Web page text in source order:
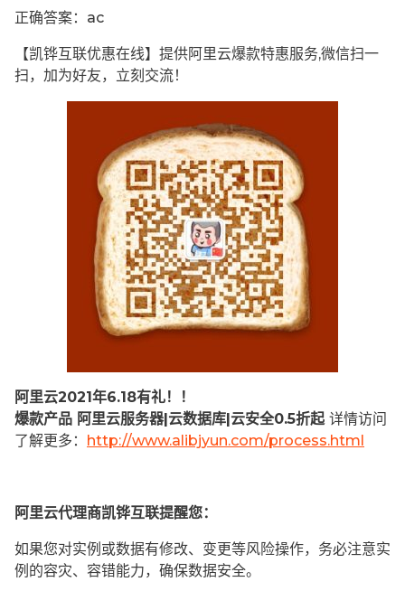
正确答案：ac
【凯铧互联优惠在线】提供阿里云爆款特惠服务,微信扫一
扫，加为好友，立刻交流！
阿里云2021年6.18有礼！！
爆款产品 阿里云服务器|云数据库|云安全0.5折起 详情访问
了解更多： http://www.alibjyun.com/process.html
阿里云代理商凯铧互联提醒您：
如果您对实例或数据有修改、变更等风险操作，务必注意实
例的容灾、容错能力，确保数据安全。